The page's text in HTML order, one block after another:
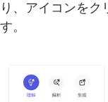
り、アイコンを
す。